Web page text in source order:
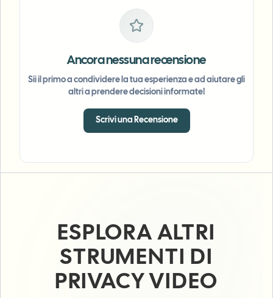
Ancora nessuna recensione
Sii il primo a condividere la tua esperienza e ad aiutare gli
altri a prendere decisioni informate!
Scrivi una Recensione
ESPLORA ALTRI
STRUMENTI DI
PRIVACY VIDEO